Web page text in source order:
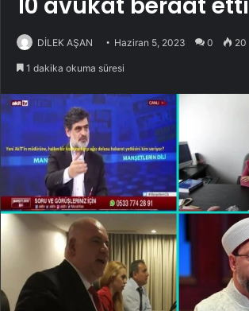
10 avukat beraat etti
DİLEK AŞAN Haziran 5, 2023 0 20
1 dakika okuma süresi